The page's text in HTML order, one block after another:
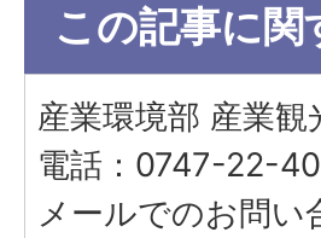
この記事に
産業環境部 産業観
電話：0747-22-
メールでのお問い